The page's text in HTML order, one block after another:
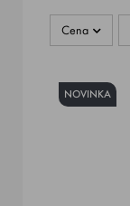
Cena
NOVINKA